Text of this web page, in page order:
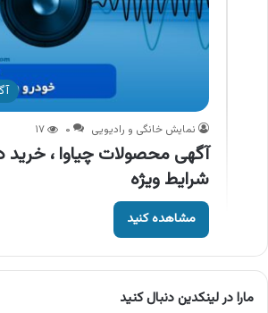
نمایش خانگی و رادیویی ۰ ۱۷
آگهی محصولات چیاوا ، خرید
شرایط ویژه
مشاهده کنید
مارا در لینکدین دنبال کنید